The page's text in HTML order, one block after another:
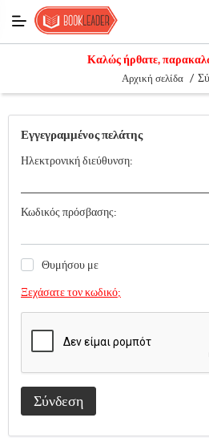
Καλώς ήρθατε,
Αρχική σελίδα /
Εγγεγραμμένος πελάτης
Ηλεκτρονική διεύθυνση:
Κωδικός πρόσβασης:
Θυμήσου με
Ξεχάσατε τον κωδικό;
Σύνδεση